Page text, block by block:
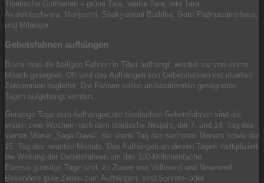
Tibetische Gottheiten – grüne Tara, weiße Tara, rote Tara,
Avalokiteshvara, Manjushri, Shakyamuni Buddha, Guru Padmasambhava,
und Milarepa.
Gebetsfahnen aufhängen
Bevor man die heiligen Fahnen in Tibet aufhängt, werden sie von einem
Mönch gesegnet. Oft wird das Aufhängen von Gebetsfahnen mit rituellen
Zeremonien begleitet. Die Fahnen sollen an bestimmten gesegneten
Tagen aufgehängt werden.
Günstige Tage zum Aufhängen der tibetischen Gebetsfahnen sind die
ersten zwei Wochen nach dem tibetische Neujahr, der 7. und 14. Tag des
vierten Monat „Saga Dawa“, der vierte Tag des sechsten Monats sowie der
15. Tag des neunten Monats. Das Aufhängen an diesen Tagen multipliziert
die Wirkung der Gebetsfahnen um das 100-Millionenfache.
Ebenso günstige Tage sind, zu Zeiten von Vollmond und Neumond.
Besonders gute Zeiten zum Aufhängen, sind Sonnen- oder